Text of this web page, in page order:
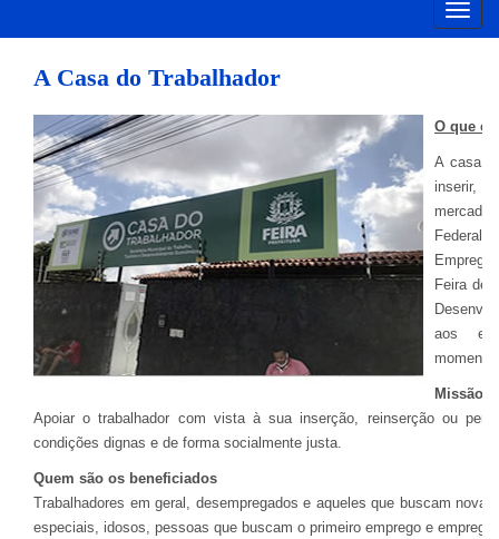
A Casa do Trabalhador
O que é
A casa
inserir,
mercado
Federal,
Feira de
aos
Missão
Apoiar o trabalhador com vista à sua inserção, reinserção ou
condições dignas e de forma socialmente justa.
Quem são os beneficiados
Trabalhadores em geral, desempregados e aqueles que buscam nova
especiais, idosos, pessoas que buscam o primeiro emprego e